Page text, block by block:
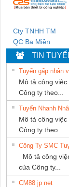
Cty TNHH TM
QC Ba Miền
TIN
Tuyển gấp nhân
Mô tả công
Công ty theo...
Tuyển Nhanh
Mô tả công
Công ty theo...
Công Ty SMC
Mô tả công
của Công ty...
CM88 jp net